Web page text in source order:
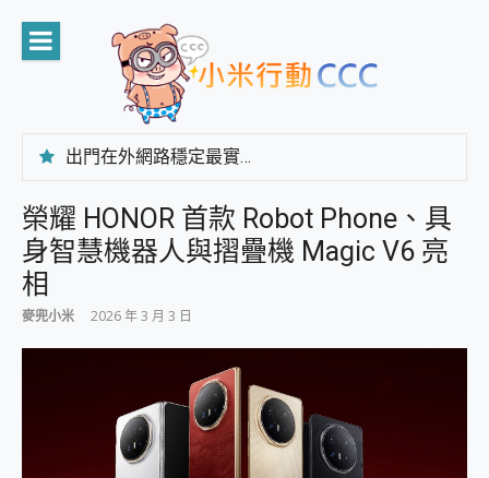
content
出門在外網路穩定最實在 「台灣大哥大」榮獲 4G/5G 在線率全球 NO.3 全台第一與全台六冠王實測心得，走到哪順到哪！
CP 值天花板~ Bongcom BS5 足球君開箱~ 短焦投影機 3千元就能擁有！ 折扣碼在這～
專為 PC上的 XBOX和掌機設計的 FireCuda X1070 SSD 固態硬碟開箱 評測
台灣製攝影機在這裡，100%全無線設計 SpotCam Solo Eco 太陽能防水雲端攝影機 SpotCam Solo 3 2.5K高畫質戶外攝影機 開箱 評測
AI 支付 一錶搞定大小事 Xiaomi Watch 5 開箱 評測
美到讓人超想擁有 moto pad 60 系列 與 Moto | Swarovski razr 60 冰藍限定版本 開箱 評測
好用的 EaseUS Partition Master 讓您輕鬆的移除與格式化有防寫保護的隨身碟或SD卡
一鍵修復模糊影片、舊照的 AI 好幫手! VideoProc Converter AI 新版全解析 × 年末優惠，一篇全看懂
小朋友才做選擇 投影機 RGB藍牙音響 氛圍情境燈 我通通都要！ Starfish 2 幻彩膠囊投影機｜結合「 智慧投影 & 煥彩流動 」的沈浸式生活新體驗
榮耀 HONOR 首款 Robot Phone、具
身智慧機器人與摺疊機 Magic V6 亮
相
麥兜小米 2026 年 3 月 3 日